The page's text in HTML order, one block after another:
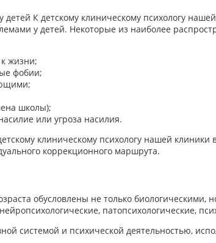
детей К детскому клиническому психологу
у детей. Некоторые из наиболее
жизни;
фобии;
школы);
или угроза насилия.
клиническому психологу нашей
коррекционного маршрута.
обусловлены не только
патопсихологические,
системой и психической деятельностью,